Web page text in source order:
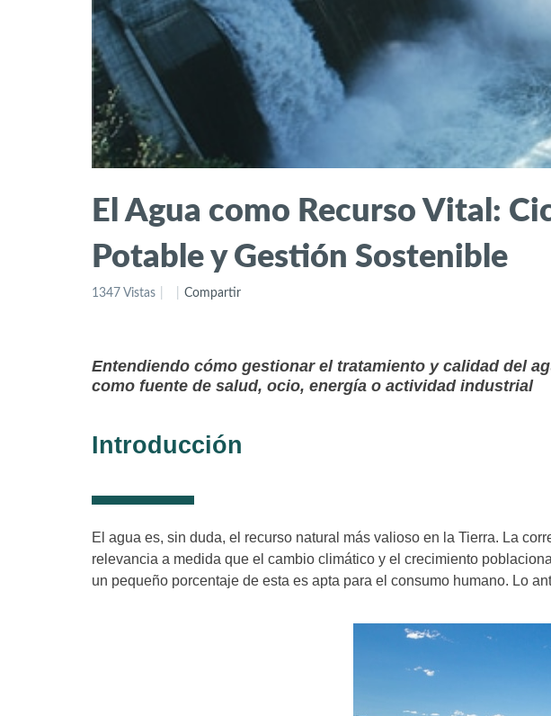
El Agua como Recurso Vital:
Potable y Gestión Sostenible
1347 Vistas Compartir
Entendiendo cómo gestionar el tratamiento y calidad del
como fuente de salud, ocio, energía o actividad industrial
Introducción
El agua es, sin duda, el recurso natural más valioso en la Tierra. La
relevancia a medida que el cambio climático y el crecimiento
un pequeño porcentaje de esta es apta para el consumo humano. Lo